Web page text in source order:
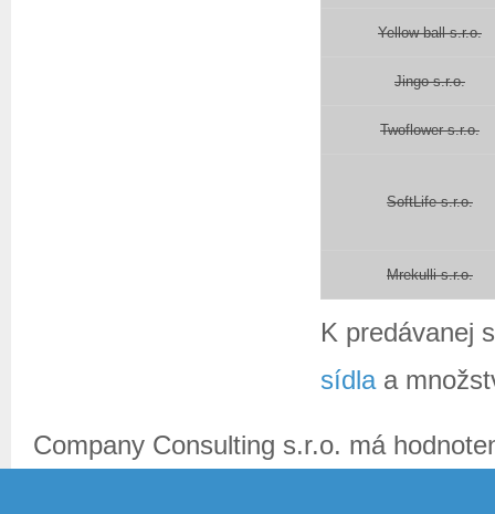
Yellow ball s.r.o.
Jingo s.r.o.
Twoflower s.r.o.
SoftLife s.r.o.
Mrekulli s.r.o.
K predávanej
sídlaa
Company Consulting s.r.o. má